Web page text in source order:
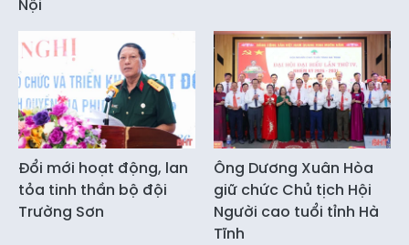
Nội
Đổi mới hoạt động, lan
tỏa tinh thần bộ đội
Trường Sơn
Ông Dương Xuân Hòa
giữ chức Chủ tịch Hội
Người cao tuổi tỉnh Hà
Tĩnh